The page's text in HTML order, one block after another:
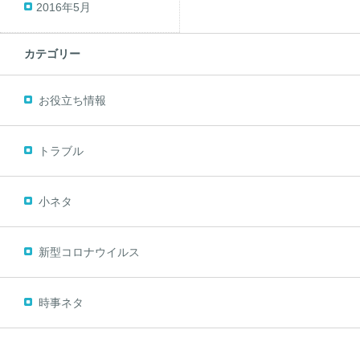
2016年5月
カテゴリー
お役立ち情報
トラブル
小ネタ
新型コロナウイルス
時事ネタ